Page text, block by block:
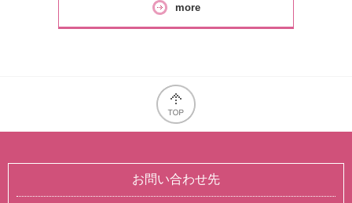
more
お問い合わせ先